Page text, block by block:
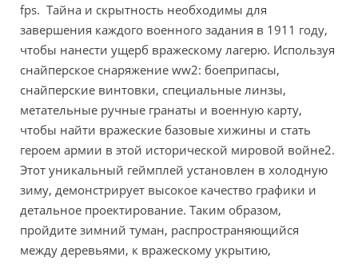
fps. Тайна и скрытность необходимы для
завершения каждого военного задания в 1911 году,
чтобы нанести ущерб вражескому лагерю. Используя
снайперское снаряжение ww2: боеприпасы,
снайперские винтовки, специальные линзы,
метательные ручные гранаты и военную карту,
чтобы найти вражеские базовые хижины и стать
героем армии в этой исторической мировой войне2.
Этот уникальный геймплей установлен в холодную
зиму, демонстрирует высокое качество графики и
детальное проектирование. Таким образом,
пройдите зимний туман, распространяющийся
между деревьями, к вражескому укрытию,